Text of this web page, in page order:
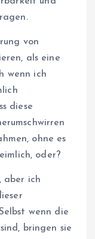
von
als eine
wenn ich
diese
ohne es
oder?
aber ich
wenn die
bringen sie